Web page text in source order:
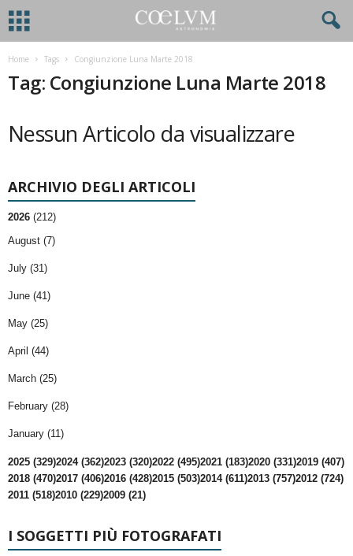
Home Tags Congiunzione Luna Marte 2018
Tag: Congiunzione Luna Marte 2018
Nessun Articolo da visualizzare
ARCHIVIO DEGLI ARTICOLI
2026 (212)
August (7)
July (31)
June (41)
May (25)
April (44)
March (25)
February (28)
January (11)
2025 (329)2024 (362)2023 (320)2022 (495)2021 (183)2020 (331)2019 (407)
2018 (470)2017 (406)2016 (428)2015 (503)2014 (611)2013 (757)2012 (724)
2011 (518)2010 (229)2009 (21)
I SOGGETTI PIÙ FOTOGRAFATI